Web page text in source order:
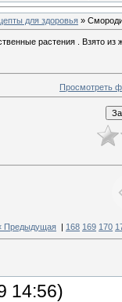
для здоровья »
растения . Взято
Просмотреть
Предыдущая 168 169 170
14:56)